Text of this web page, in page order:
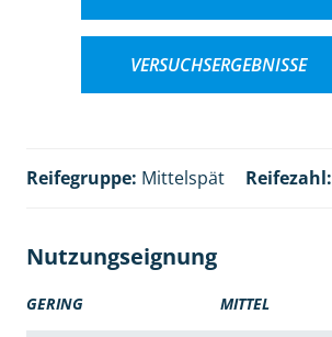
VERSUCHSERGEBNISSE
Reifegruppe: Mittelspät Reifezahl:
Nutzungseignung
GERING MITTEL